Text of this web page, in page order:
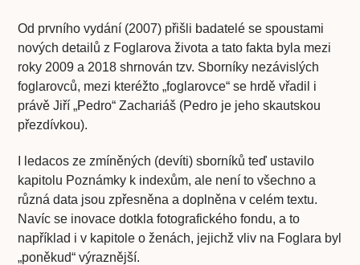
Od prvního vydání (2007) přišli badatelé se spoustami
nových detailů z Foglarova života a tato fakta byla mezi
roky 2009 a 2018 shrnován tzv. Sborníky nezávislých
foglarovců, mezi kteréžto „foglarovce“ se hrdě vřadil i
právě Jiří „Pedro“ Zachariáš (Pedro je jeho skautskou
přezdívkou).
I ledacos ze zmíněných (devíti) sborníků teď ustavilo
kapitolu Poznámky k indexům, ale není to všechno a
různá data jsou zpřesněna a doplněna v celém textu.
Navíc se inovace dotkla fotografického fondu, a to
například i v kapitole o ženách, jejichž vliv na Foglara byl
„poněkud“ výraznější.